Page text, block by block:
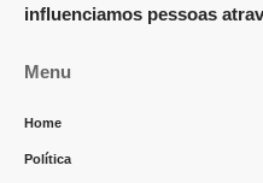
influenciamos pessoas
Menu
Home
Política